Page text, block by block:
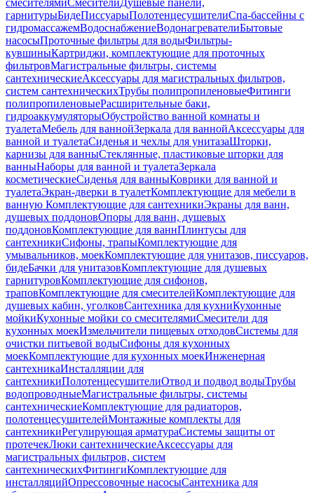
смесителямиСмесителиДушевые панели,
гарнитурыБидеПиссуарыПолотенцесушителиСпа-бассейны с
гидромассажемВодоснабжениеВодонагревателиБытовые
насосыПроточные фильтры для водыФильтры-
кувшиныКартриджи, комплектующие для проточных
фильтровМагистральные фильтры, системы
сантехническиеАксессуары для магистральных фильтров,
систем сантехническихТрубы полипропиленовыеФитинги
полипропиленовыеРасширительные баки,
гидроаккумуляторыОбустройство ванной комнаты и
туалетаМебель для ваннойЗеркала для ваннойАксессуары для
ванной и туалетаСиденья и чехлы для унитазаШторки,
карнизы для ванныСтеклянные, пластиковые шторки для
ванныНаборы для ванной и туалетаЗеркала
косметическиеСиденья для ванныКоврики для ванной и
туалетаЭкран-дверки в туалетКомплектующие для мебели в
ванную Комплектующие для сантехникиЭкраны для ванн,
душевых поддоновОпоры для ванн, душевых
поддоновКомплектующие для ваннПлинтусы для
сантехникиСифоны, трапыКомплектующие для
умывальников, моекКомплектующие для унитазов, писсуаров,
бидеБачки для унитазовКомплектующие для душевых
гарнитуровКомплектующие для сифонов,
траповКомплектующие для смесителейКомплектующие для
душевых кабин, уголковСантехника для кухниКухонные
мойкиКухонные мойки со смесителямиСмесители для
кухонных моекИзмельчители пищевых отходовСистемы для
очистки питьевой водыСифоны для кухонных
моекКомплектующие для кухонных моекИнженерная
сантехникаИнсталляции для
сантехникиПолотенцесушителиОтвод и подвод водыТрубы
водопроводныеМагистральные фильтры, системы
сантехническиеКомплектующие для радиаторов,
полотенцесушителейМонтажные комплекты для
сантехникиРегулирующая арматураСистемы защиты от
протечекЛюки сантехническиеАксессуары для
магистральных фильтров, систем
сантехническихФитингиКомплектующие для
инсталляцийОпрессовочные насосыСантехника для